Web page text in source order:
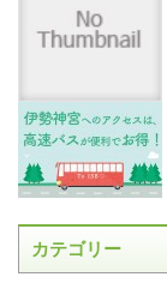
カテゴリー